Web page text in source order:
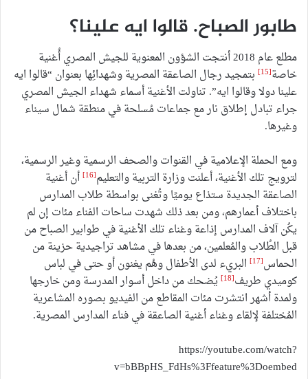
طابور الصباح. قالوا ايه علينا؟
مطلع عام 2018 أنتجت الشؤون المعنوية للجيش المصري أُغنية
خاصة[15]
بتمجيد رجال الصاعقة المصرية وشهدائِها بعنوان “قالوا ايه
علينا دولا وقالوا ايه”. تناولت الأغنية أسماء شهداء الجيش المصري
جراء تبادل إطلاق نار مع جماعات مُسلحة في منطقة شمال سيناء
وغيرها.
ومع الحملة الإعلامية في القنوات والصحف الرسمية وغير الرسمية،
لترويج تلك الأغنية، أعلنت وزارة التربية والتعليم[16]
أن أغنية
الصاعقة الجديدة ستذاع يوميًا وتُغنى بواسطة طلاب المدارس
باختلاف أعمارهم، ومن بعد ذلك شهدت ساحات الفناء مئات إن لم
يكُن آلاف المدارس إذاعة وغناء تلك الأغنية في طوابير الصباح من
قبل الطُلاب والمُعلمين، من بعدها في مشاهد تراجيدية حزينة من
الحماس[17]
البريء لدى الأطفال وهُم يغنون أو حتى في لباس
كوميدي طريف[18]
يُضحك من داخل أسوار المدرسة ومن خارجها
ولمدة أشهر انتشرت مئات المقاطع من الفيديو بصوره المشاعرية
المُختلفة لإلقاء وغناء أغنية الصاعقة في فناء المدارس المصرية.
https://youtube.com/watch?
v=bBBpHS_FdHs%3Ffeature%3Doembed